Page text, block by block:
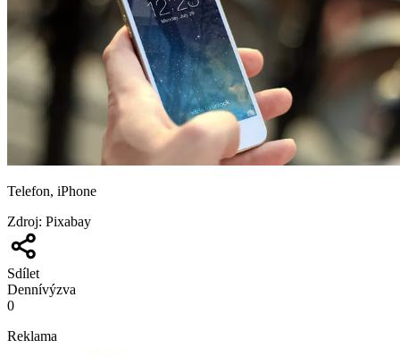
Telefon, iPhone
Zdroj: Pixabay
Sdílet
Dennívýzva
0
Reklama